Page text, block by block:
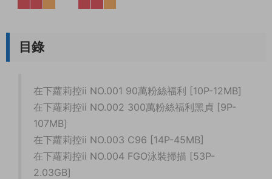
目錄
在下蘿莉控ii NO.001 90萬粉絲福利 [10P-12MB]
在下蘿莉控ii NO.002 300萬粉絲福利黑貞 [9P-
107MB]
在下蘿莉控ii NO.003 C96 [14P-45MB]
在下蘿莉控ii NO.004 FGO泳裝掃描 [53P-
2.03GB]